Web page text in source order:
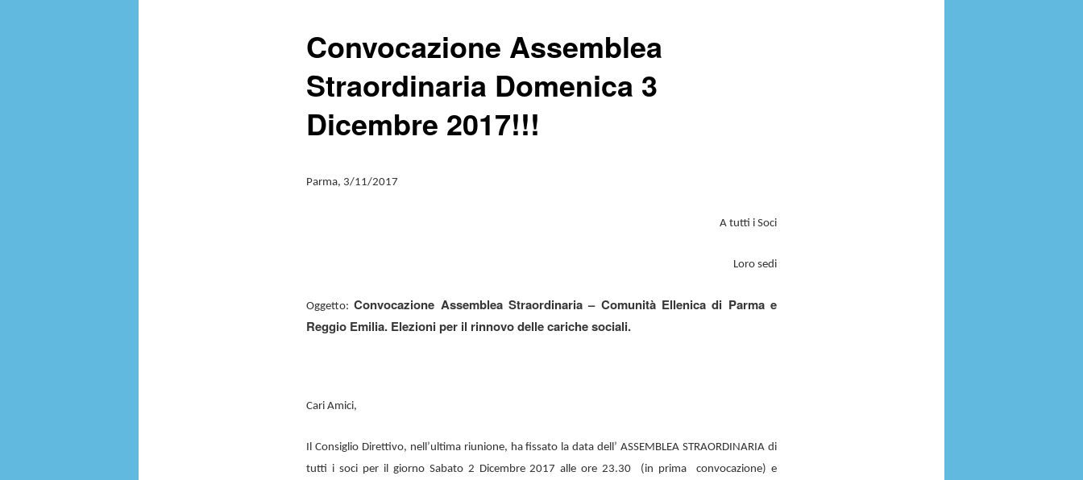
Convocazione Assemblea
Straordinaria Domenica 3
Dicembre 2017!!!
Parma, 3/11/2017
A tutti i Soci
Loro sedi
Oggetto:Convocazione Assemblea Straordinaria – Comunità Ellenica di Parma e
Reggio Emilia. Elezioni per il rinnovo delle cariche sociali.
Cari Amici,
Il Consiglio Direttivo, nell’ultima riunione, ha fissato la data dell’ ASSEMBLEA STRAORDINARIA di
tutti i soci per il giorno Sabato 2 Dicembre 2017 alle ore 23.30 (in prima convocazione) e